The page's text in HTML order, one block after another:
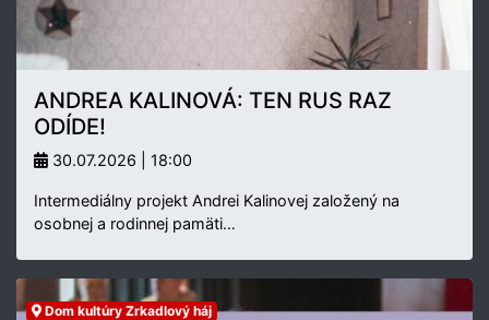
ANDREA KALINOVÁ: TEN RUS RAZ
ODÍDE!
30.07.2026 | 18:00
Intermediálny projekt Andrei Kalinovej založený na
osobnej a rodinnej pamäti…
Dom kultúry Zrkadlový háj